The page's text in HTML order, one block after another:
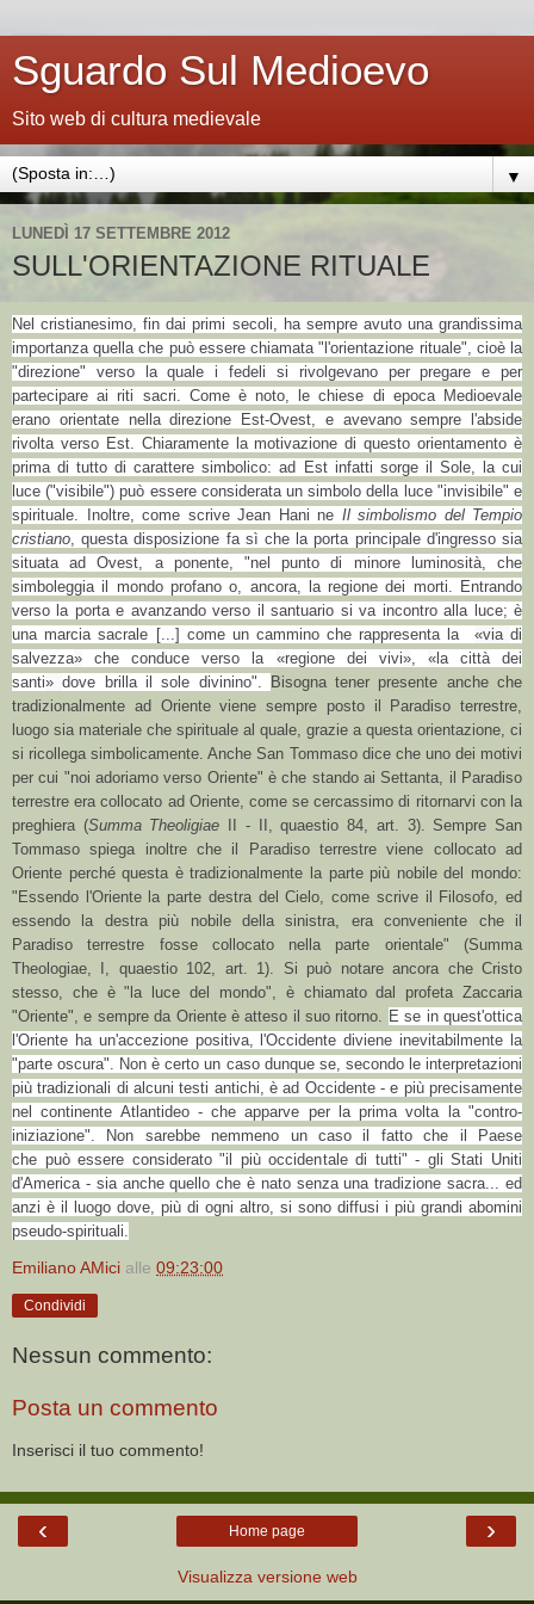
Sguardo Sul Medioevo
Sito web di cultura medievale
▼
LUNEDÌ 17 SETTEMBRE 2012
SULL'ORIENTAZIONE RITUALE
Nel cristianesimo, fin dai primi secoli, ha sempre avuto una grandissima
importanza quella che può essere chiamata "l'orientazione rituale", cioè la
"direzione" verso la quale i fedeli si rivolgevano per pregare e per
partecipare ai riti sacri. Come è noto, le chiese di epoca Medioevale
erano orientate nella direzione Est-Ovest, e avevano sempre l'abside
rivolta verso Est. Chiaramente la motivazione di questo orientamento è
prima di tutto di carattere simbolico: ad Est infatti sorge il Sole, la cui
luce ("visibile") può essere considerata un simbolo della luce "invisibile" e
spirituale. Inoltre, come scrive Jean Hani ne Il simbolismo del Tempio
cristiano , questa disposizione fa sì che la porta principale d'ingresso sia
situata ad Ovest, a ponente, "nel punto di minore luminosità, che
simboleggia il mondo profano o, ancora, la regione dei morti. Entrando
verso la porta e avanzando verso il santuario si va incontro alla luce; è
una marcia sacrale [...] come un cammino che rappresenta la
«viadi
salvezza» che conduce verso la «regione dei vivi», «la città dei
santi»dove brilla il sole divinino".
Bisogna tener presente anche che
tradizionalmente ad Oriente viene sempre posto il Paradiso terrestre,
luogo sia materiale che spirituale al quale, grazie a questa orientazione, ci
si ricollega simbolicamente. Anche San Tommaso dice che uno dei motivi
per cui "noi adoriamo verso Oriente" è che stando ai Settanta, il Paradiso
terrestre era collocato ad Oriente, come se cercassimo di ritornarvi con la
preghiera (Summa Theoligiae
II - II, quaestio 84, art. 3). Sempre San
Tommaso spiega inoltre che il Paradiso terrestre viene collocato ad
Oriente perché questa è tradizionalmente la parte più nobile del mondo:
"Essendo l'Oriente la parte destra del Cielo, come scrive il Filosofo, ed
essendo la destra più nobile della sinistra, era conveniente che il
Paradiso terrestre fosse collocato nella parte orientale" (Summa
Theologiae, I, quaestio 102, art. 1). Si può notare ancora che Cristo
stesso, che è "la luce del mondo", è chiamato dal profeta Zaccaria
"Oriente", e sempre da Oriente è atteso il suo ritorno.
E se in quest'ottica
l'Oriente ha un'accezione positiva, l'Occidente diviene inevitabilmente la
"parte oscura". Non è certo un caso dunque se, secondo le interpretazioni
più tradizionali di alcuni testi antichi, è ad Occidente - e più precisamente
nel continente Atlantideo - che apparve per la prima volta la "contro-
iniziazione". Non sarebbe nemmeno un caso il fatto che il Paese
che può essere considerato "il più occidentale di tutti" - gli Stati Uniti
d'America - sia anche quello che è nato senza una tradizione sacra... ed
anzi è il luogo dove, più di ogni altro, si sono diffusi i più grandi abomini
pseudo-spirituali.
Emiliano AMici alle 09:23:00
Condividi
Nessun commento:
Posta un commento
Inserisci il tuo commento!
‹ ›
Home page
Visualizza versione web